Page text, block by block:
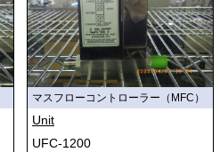
マスフローコントローラー（MFC）
Unit
UFC-1200